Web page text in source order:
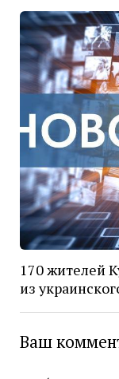
170 жителей
из
Ваш